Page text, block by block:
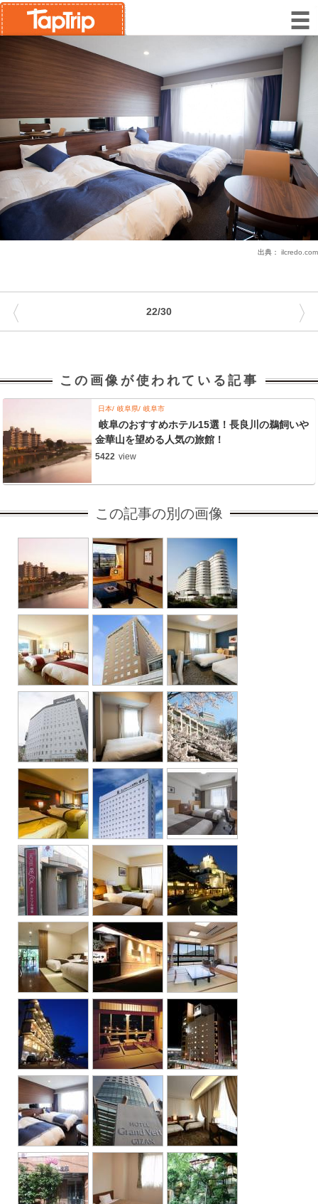
出典： ilcredo.com
22/30
〈 〉
この画像が使われている記事
日本 岐阜県 岐阜市
岐阜のおすすめホテル15選！長良川の鵜飼いや
金華山を望める人気の旅館！
5422 view
この記事の別の画像